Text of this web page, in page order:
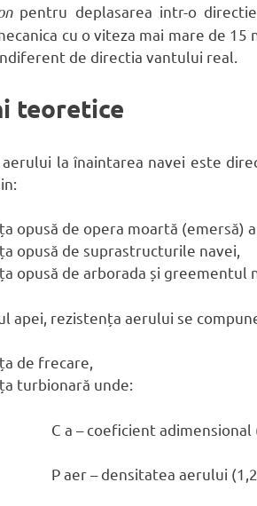
pentru deplasarea intr-o
cu o viteza mai mare de
de directia vantului real.
teoretice
la înaintarea navei este
opusă de opera moartă (emersă) a
opusă de suprastructurile navei,
opusă de arborada și greementul
apei, rezistența aerului se
de frecare,
turbionară unde:
C a – coeficient
P aer – densitatea aerului